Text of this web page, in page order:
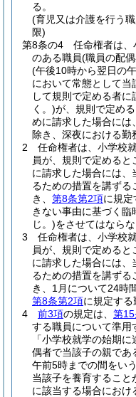
る。
(育児又は介護を行う
限)
第8条の4
任命権者は
のある職員(職員の配
(午後10時から翌日の
において常態として当
して規則で定める者
く。)が、規則で定め
めに請求した場合には
除き、深夜における勤
2
任命権者は、小学校
員が、規則で定める
に請求した場合には、
るための措置を講ずる
き、 第8条第2項に規定
きない事由に基づく臨
じ。)をさせてはならな
3
任命権者は、小学校
員が、規則で定める
に請求した場合には、
るための措置を講ずる
き、1月について24時
第8条第2項に規定する
4
前3項の規定は、 第
する職員について準用
「小学校就学の始期
偶者で当該子の親であ
午前5時までの間をい
当該子を養育するこ
に該当する場合におけ